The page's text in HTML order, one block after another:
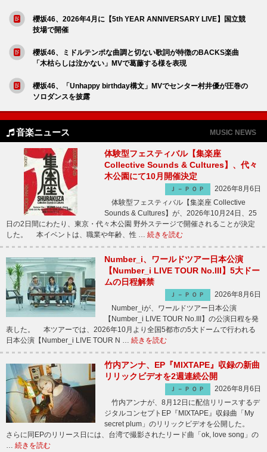
櫻坂46、2026年4月に【5th YEAR ANNIVERSARY LIVE】国立競
技場で開催
櫻坂46、ミドルテンポな曲調と切ない歌詞が特徴のBACKS楽曲
「木枯らしは泣かない」MVで葛藤する様を表現
櫻坂46、「Unhappy birthday構文」MVでセンター村井優が圧巻の
ソロダンスを披露
音楽ニュース MUSIC NEWS
体験型フェスティバル【集楽座
Collective Sounds & Cultures】、代々
木公園にて10月開催決定
Ｊ－ＰＯＰ
2026年8月6日
体験型フェスティバル【集楽座 Collective
Sounds & Cultures】が、2026年10月24日、25
日の2日間にわたり、東京・代々木公園 野外ステージで開催されることが決定
した。 本イベントは、職業や年齢、性 … 続きを読む
Number_i、ワールドツアー日本公演
【Number_i LIVE TOUR No.III】5大ドー
ムの日程解禁
Ｊ－ＰＯＰ
2026年8月6日
Number_iが、ワールドツアー日本公演
【Number_i LIVE TOUR No.III】の公演日程を発
表した。 本ツアーでは、2026年10月より全国5都市の5大ドームで行われる
日本公演【Number_i LIVE TOUR N … 続きを読む
竹内アンナ、EP『MIXTAPE』収録の新曲
リリックビデオを2週連続公開
Ｊ－ＰＯＰ
2026年8月6日
竹内アンナが、8月12日に配信リリースするデ
ジタルコンセプトEP『MIXTAPE』収録曲「My
secret plum」のリリックビデオを公開した。
さらに同EPのリリース日には、台湾で撮影されたリード曲「ok, love song」の
… 続きを読む